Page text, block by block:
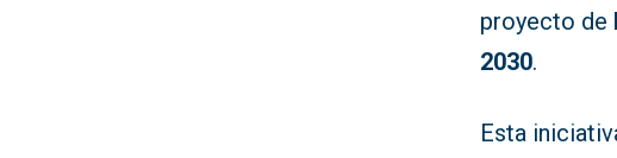
proyecto de
2030.
Esta